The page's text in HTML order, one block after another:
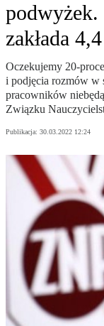
zakłada
Oczekujemy 20-
i podjęcia rozmów w
pracowników
Związku
Publikacja: 30.03.2022 12:24